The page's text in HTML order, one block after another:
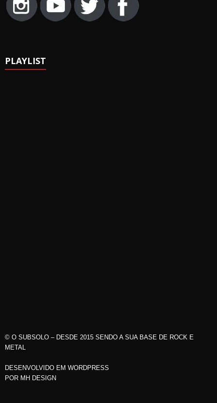
PLAYLIST
© O SUBSOLO – DESDE 2015 SENDO A SUA BASE DE ROCK E
METAL
DESENVOLVIDO EM WORDPRESS
POR MH DESIGN